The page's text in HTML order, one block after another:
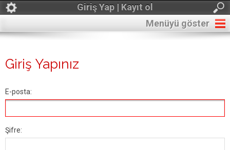
Giriş Yap | Kayıt ol
Menüyü göster
Giriş Yapınız
E-posta:
Şifre: